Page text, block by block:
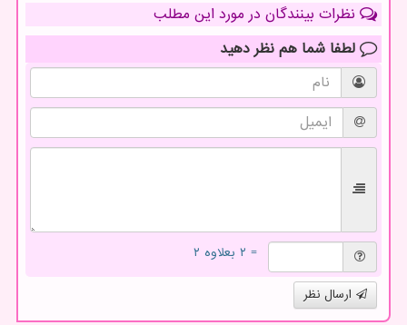
نظرات بینندگان در مورد این مطلب
لطفا شما هم نظر دهید
= ۲ بعلاوه ۲
ارسال نظر